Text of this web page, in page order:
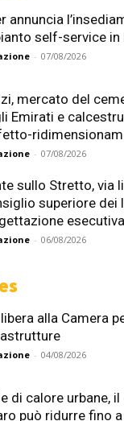
annuncia
self-service in
- 07/08/2026
mercato del
Emirati e
- 07/08/2026
sullo Stretto, via
superiore dei
esecutiva
- 06/08/2026
alla Camera
- 04/08/2026
di calore urbane,
può ridurre fino a